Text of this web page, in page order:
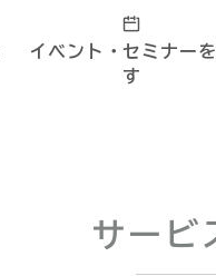
イベント・セミナー
す
サービ